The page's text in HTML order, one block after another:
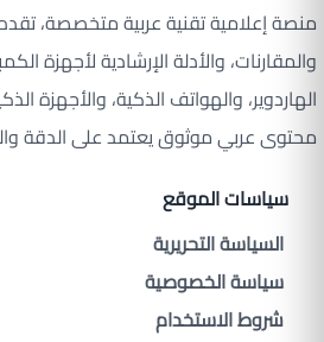
منصة إعلامية تقنية عربية متخصصة، تقدم
والمقارنات، والأدلة الإرشادية لأجهزة
الهاردوير، والهواتف الذكية، والأجهزة
محتوى عربي موثوق يعتمد على الدقة
سياسات الموقع
السياسة التحريرية
سياسة الخصوصية
شروط الاستخدام